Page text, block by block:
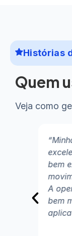
Histórias
Quem
Veja como
bem
A
bem